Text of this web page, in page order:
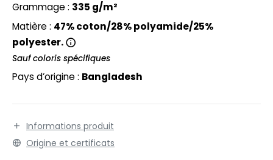
IN EUROPE
LABEL / TEAR AWAY
HALES
ROW
OF THE LOOM
OF THE LOOM VINTAGE
Grammage : 335 g/m²
Matière : 47% coton/28% polyamide/25%
polyester.
Sauf coloris spécifiques
Pays d’origine : Bangladesh
Informations produit
Origine et certificats